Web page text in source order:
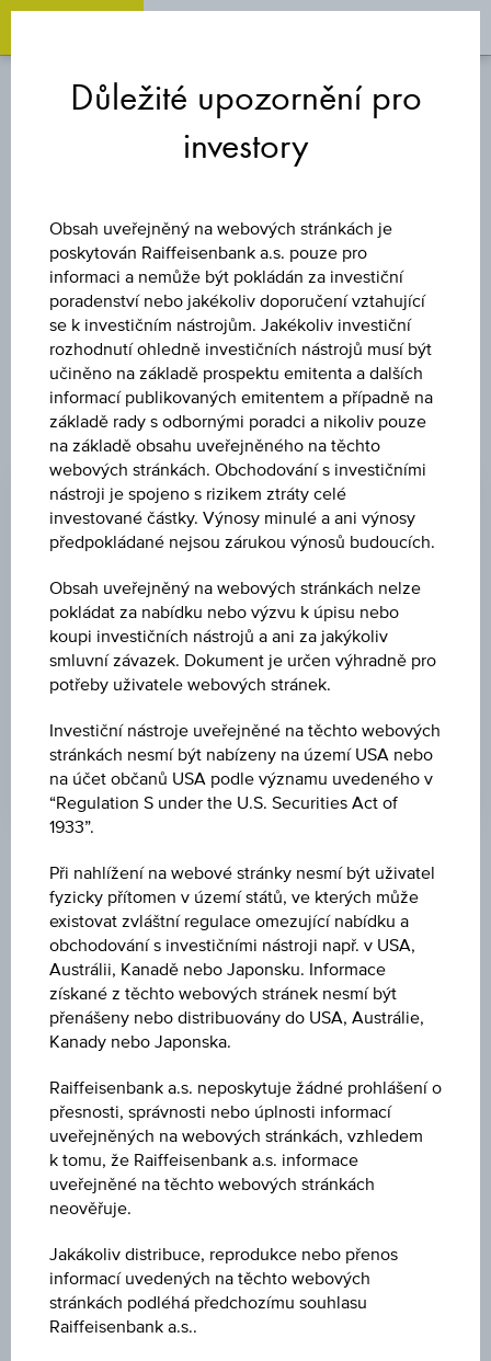
Quicklinks
DLUHOPIS
ST. DLUHOPIS 5,3
19/09/35
ZMĚNA
-0,03(-0,03 %)
NÁKUP
PRODEJ
103,95 %
POSLEDNÍ AKTUALIZACE
06.08.2026
05:47:08.964
UTC
Koordinovaný
světový
čas
Tržní data
ISIN
CZ0001007546
Název
Emitent
Česká republika
Typ emitenta
Státní
Měna
CZK
Důležité upozornění pro
investory
Obsah uveřejněný na webových stránkách je
poskytován Raiffeisenbank a.s. pouze pro
informaci a nemůže být pokládán za investiční
poradenství nebo jakékoliv doporučení vztahující
se k investičním nástrojům. Jakékoliv investiční
rozhodnutí ohledně investičních nástrojů musí být
učiněno na základě prospektu emitenta a dalších
informací publikovaných emitentem a případně na
základě rady s odbornými poradci a nikoliv pouze
na základě obsahu uveřejněného na těchto
webových stránkách. Obchodování s investičními
nástroji je spojeno s rizikem ztráty celé
investované částky. Výnosy minulé a ani výnosy
předpokládané nejsou zárukou výnosů budoucích.
Obsah uveřejněný na webových stránkách nelze
pokládat za nabídku nebo výzvu k úpisu nebo
koupi investičních nástrojů a ani za jakýkoliv
smluvní závazek. Dokument je určen výhradně pro
potřeby uživatele webových stránek.
Investiční nástroje uveřejněné na těchto webových
stránkách nesmí být nabízeny na území USA nebo
na účet občanů USA podle významu uvedeného v
“Regulation S under the U.S. Securities Act of
1933”.
Při nahlížení na webové stránky nesmí být uživatel
fyzicky přítomen v území států, ve kterých může
existovat zvláštní regulace omezující nabídku a
obchodování s investičními nástroji např. v USA,
Austrálii, Kanadě nebo Japonsku. Informace
získané z těchto webových stránek nesmí být
přenášeny nebo distribuovány do USA, Austrálie,
Kanady nebo Japonska.
Raiffeisenbank a.s. neposkytuje žádné prohlášení o
přesnosti, správnosti nebo úplnosti informací
uveřejněných na webových stránkách, vzhledem
k tomu, že Raiffeisenbank a.s. informace
uveřejněné na těchto webových stránkách
neověřuje.
Jakákoliv distribuce, reprodukce nebo přenos
informací uvedených na těchto webových
stránkách podléhá předchozímu souhlasu
Raiffeisenbank a.s..